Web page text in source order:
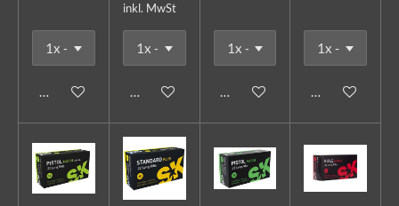
In den Warenkorb
inkl. MwSt
In den WarenkorbIn den WarenkorbIn den